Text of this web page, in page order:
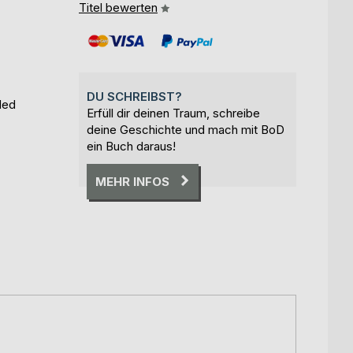
Titel bewerten
DU SCHREIBST?
Erfüll dir deinen Traum, schreibe
deine Geschichte und mach mit BoD
ein Buch daraus!
MEHR INFOS